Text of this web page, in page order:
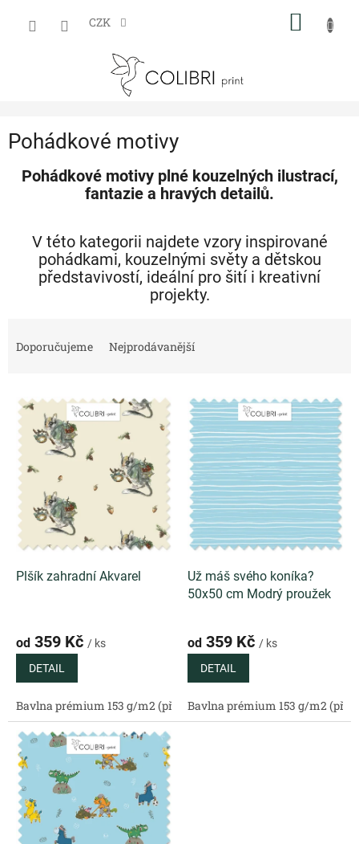
CZK
Pohádkové motivy
Pohádkové motivy plné kouzelných ilustrací,
fantazie a hravých detailů.
V této kategorii najdete vzory inspirované
pohádkami, kouzelnými světy a dětskou
představivostí, ideální pro šití i kreativní
projekty.
Doporučujeme Nejprodávanější
Plšík zahradní Akvarel
od 359 Kč / ks
DETAIL
Bavlna prémium 153 g/m2 (přírodní) Bavlněný satén 130 g/
Už máš svého koníka?
50x50 cm Modrý proužek
od 359 Kč / ks
DETAIL
Bavlna prémium 153 g/m2